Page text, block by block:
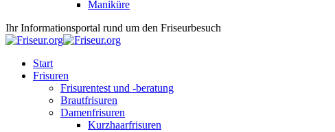
Maniküre
Ihr Informationsportal rund um den Friseurbesuch
Start
Frisuren
Frisurentest und -beratung
Brautfrisuren
Damenfrisuren
Kurzhaarfrisuren